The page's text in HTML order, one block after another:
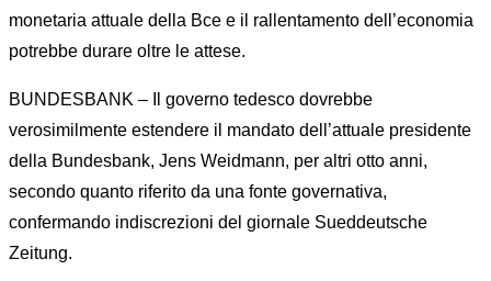
monetaria attuale della Bce e il rallentamento dell’economia
potrebbe durare oltre le attese.
BUNDESBANK – Il governo tedesco dovrebbe
verosimilmente estendere il mandato dell’attuale presidente
della Bundesbank, Jens Weidmann, per altri otto anni,
secondo quanto riferito da una fonte governativa,
confermando indiscrezioni del giornale Sueddeutsche
Zeitung.